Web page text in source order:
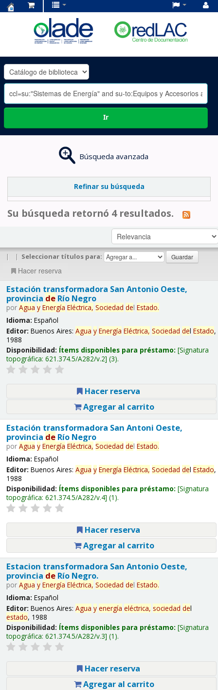
OLADE
-
Ir
Búsqueda avanzada
Refinar su búsqueda
Su búsqueda retornó 4 resultados.
| | Seleccionar títulos para:
Hacer reserva
Estación transformadora San Antonio Oeste,
provincia deRío Negro
por Agua y Energía Eléctrica, Sociedad del Estado.
Idioma: Español
Editor: Buenos Aires: Agua y Energía Eléctrica, Sociedad del Estado,
1988
Disponibilidad: Ítems disponibles para préstamo: Signatura
topográfica: 621.374.5/A282/v.2 (3).
Hacer reserva
Agregar al carrito
Estación transformadora San Antoni Oeste,
provincia deRío Negro
por Agua y Energía Eléctrica, Sociedad del Estado.
Idioma: Español
Editor: Buenos Aires: Agua y Energía Eléctrica, Sociedad del Estado,
1988
Disponibilidad: Ítems disponibles para préstamo: Signatura
topográfica: 621.374.5/A282/v.4 (1).
Hacer reserva
Agregar al carrito
Estacion transformadora San Antonio Oeste,
provincia deRío Negro.
por Agua y Energía Eléctrica, Sociedad del Estado.
Idioma: Español
Editor: Buenos Aires: Agua y energía eléctrica, sociedad del
estado, 1988
Disponibilidad: Ítems disponibles para préstamo: Signatura
topográfica: 621.374.5/A282/v.3 (1).
Hacer reserva
Agregar al carrito